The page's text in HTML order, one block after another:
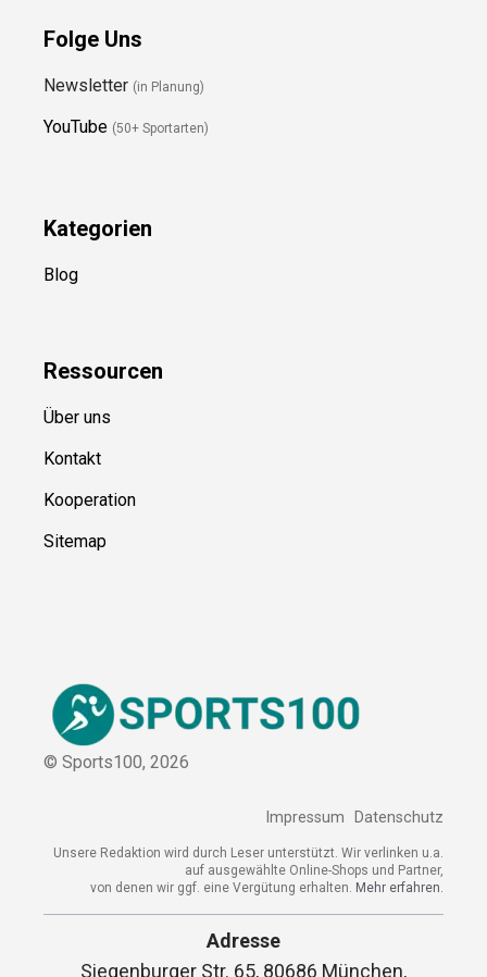
Folge Uns
Newsletter (in Planung)
YouTube (50+ Sportarten)
Kategorien
Blog
Ressourcen
Über uns
Kontakt
Kooperation
Sitemap
© Sports100, 2026
Impressum Datenschutz
Unsere Redaktion wird durch Leser unterstützt. Wir verlinken u.a.
auf ausgewählte Online-Shops und Partner,
von denen wir ggf. eine Vergütung erhalten. Mehr erfahren.
Adresse
Siegenburger Str. 65, 80686 München,